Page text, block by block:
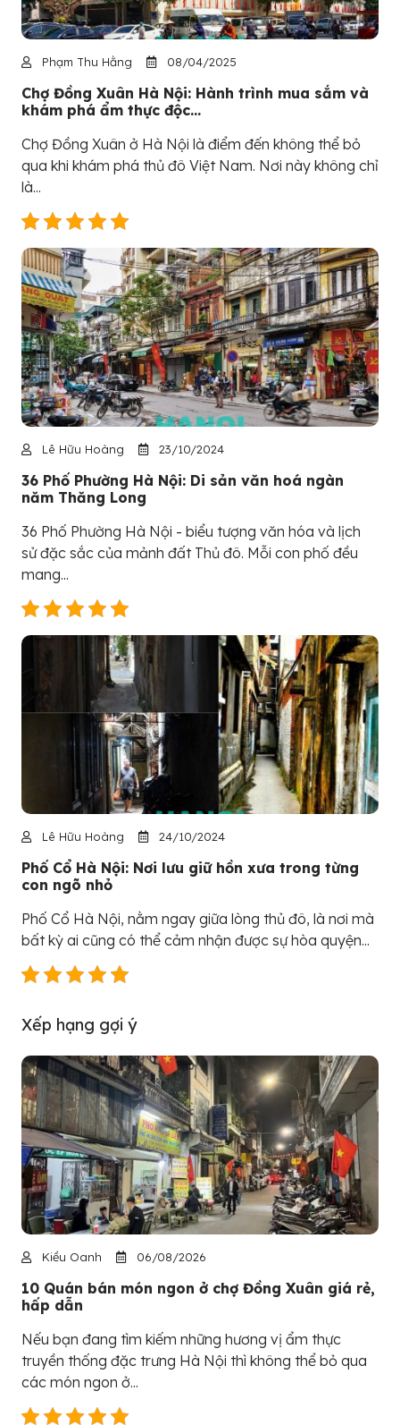
Phạm Thu Hằng 08/04/2025
Chợ Đồng Xuân Hà Nội: Hành trình mua sắm và
khám phá ẩm thực độc...
Chợ Đồng Xuân ở Hà Nội là điểm đến không thể bỏ
qua khi khám phá thủ đô Việt Nam. Nơi này không chỉ
là...
Lê Hữu Hoàng 23/10/2024
36 Phố Phường Hà Nội: Di sản văn hoá ngàn
năm Thăng Long
36 Phố Phường Hà Nội - biểu tượng văn hóa và lịch
sử đặc sắc của mảnh đất Thủ đô. Mỗi con phố đều
mang...
Lê Hữu Hoàng 24/10/2024
Phố Cổ Hà Nội: Nơi lưu giữ hồn xưa trong từng
con ngõ nhỏ
Phố Cổ Hà Nội, nằm ngay giữa lòng thủ đô, là nơi mà
bất kỳ ai cũng có thể cảm nhận được sự hòa quyện...
Xếp hạng gợi ý
Kiều Oanh 06/08/2026
10 Quán bán món ngon ở chợ Đồng Xuân giá rẻ,
hấp dẫn
Nếu bạn đang tìm kiếm những hương vị ẩm thực
truyền thống đặc trưng Hà Nội thì không thể bỏ qua
các món ngon ở...